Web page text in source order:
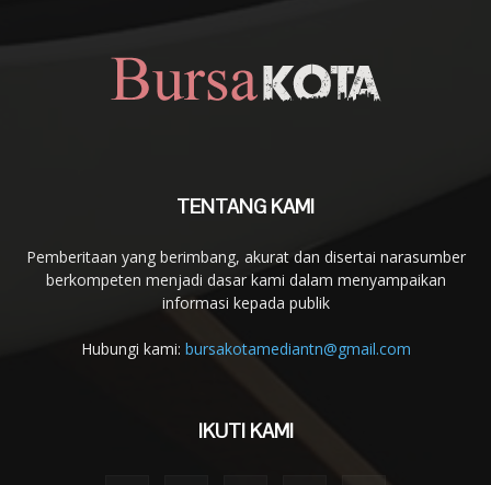
TENTANG KAMI
Pemberitaan yang berimbang, akurat dan disertai narasumber
berkompeten menjadi dasar kami dalam menyampaikan
informasi kepada publik
Hubungi kami: bursakotamediantn@gmail.com
IKUTI KAMI